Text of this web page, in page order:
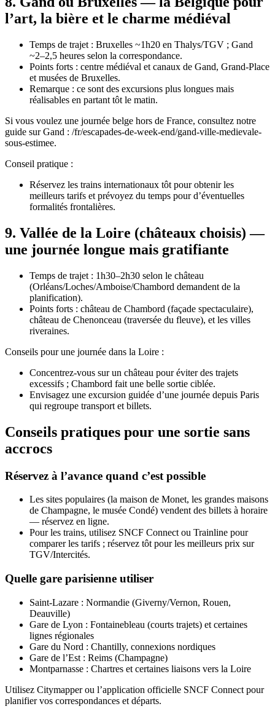
l’art, la bière et le charme médiéval
Temps de trajet : Bruxelles ~1h20 en Thalys/TGV ; Gand
~2–2,5 heures selon la correspondance.
Points forts : centre médiéval et canaux de Gand, Grand‑Place
et musées de Bruxelles.
Remarque : ce sont des excursions plus longues mais
réalisables en partant tôt le matin.
Si vous voulez une journée belge hors de France, consultez notre
guide sur Gand : /fr/escapades-de-week-end/gand-ville-medievale-
sous-estimee.
Conseil pratique :
Réservez les trains internationaux tôt pour obtenir les
meilleurs tarifs et prévoyez du temps pour d’éventuelles
formalités frontalières.
9. Vallée de la Loire (châteaux choisis) —
une journée longue mais gratifiante
Temps de trajet : 1h30–2h30 selon le château
(Orléans/Loches/Amboise/Chambord demandent de la
planification).
Points forts : château de Chambord (façade spectaculaire),
château de Chenonceau (traversée du fleuve), et les villes
riveraines.
Conseils pour une journée dans la Loire :
Concentrez‑vous sur un château pour éviter des trajets
excessifs ; Chambord fait une belle sortie ciblée.
Envisagez une excursion guidée d’une journée depuis Paris
qui regroupe transport et billets.
Conseils pratiques pour une sortie sans
accrocs
Réservez à l’avance quand c’est possible
Les sites populaires (la maison de Monet, les grandes maisons
de Champagne, le musée Condé) vendent des billets à horaire
— réservez en ligne.
Pour les trains, utilisez SNCF Connect ou Trainline pour
comparer les tarifs ; réservez tôt pour les meilleurs prix sur
TGV/Intercités.
Quelle gare parisienne utiliser
Saint‑Lazare : Normandie (Giverny/Vernon, Rouen,
Deauville)
Gare de Lyon : Fontainebleau (courts trajets) et certaines
lignes régionales
Gare du Nord : Chantilly, connexions nordiques
Gare de l’Est : Reims (Champagne)
Montparnasse : Chartres et certaines liaisons vers la Loire
Utilisez Citymapper ou l’application officielle SNCF Connect pour
planifier vos correspondances et départs.